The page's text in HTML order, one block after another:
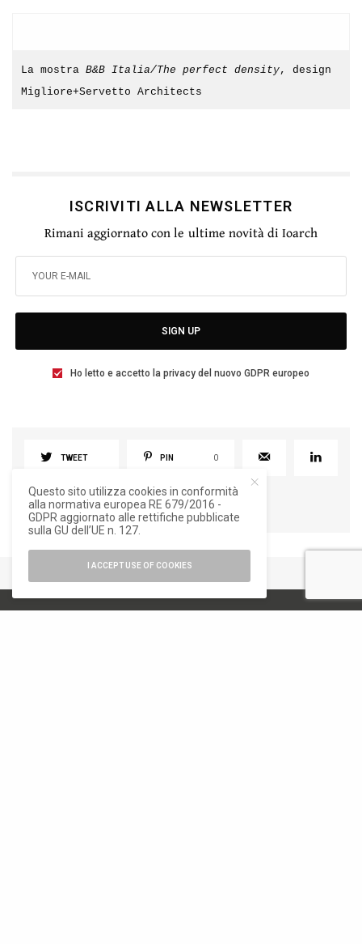
La mostra B&B Italia/The perfect density, design
Migliore+Servetto Architects
ISCRIVITI ALLA NEWSLETTER
Rimani aggiornato con le ultime novità di Ioarch
SIGN UP
Ho letto e accetto la privacy del nuovo GDPR europeo
TWEET PIN 0
Questo sito utilizza cookies in conformità
alla normativa europea RE 679/2016 -
GDPR aggiornato alle rettifiche pubblicate
sulla GU dell’UE n. 127.
I ACCEPT USE OF COOKIES